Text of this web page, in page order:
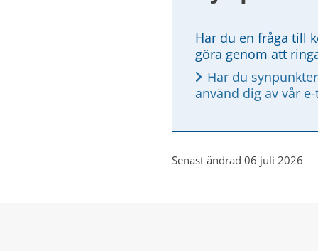
Har du en fråga till
göra genom att
Har du
använd dig av vår
Senast ändrad 06 juli 2026